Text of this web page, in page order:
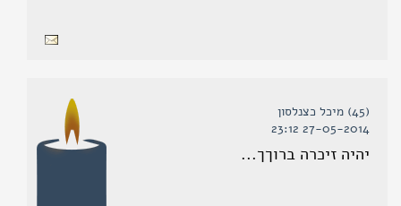
(45) מיכל כצנלסון
27-05-2014 23:12
יהיה זיכרה ברוךך...